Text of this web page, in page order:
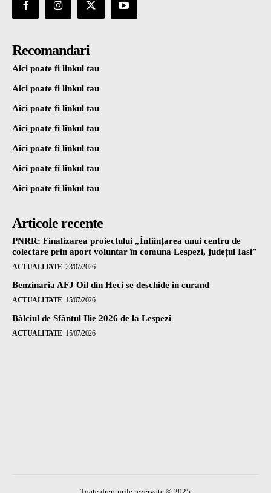
Recomandari
Aici poate fi linkul tau
Aici poate fi linkul tau
Aici poate fi linkul tau
Aici poate fi linkul tau
Aici poate fi linkul tau
Aici poate fi linkul tau
Aici poate fi linkul tau
Articole recente
PNRR: Finalizarea proiectului „Înființarea unui centru de
colectare prin aport voluntar în comuna Lespezi, județul Iasi”
ACTUALITATE 23/07/2026
Benzinaria AFJ Oil din Heci se deschide in curand
ACTUALITATE 15/07/2026
Bâlciul de Sfântul Ilie 2026 de la Lespezi
ACTUALITATE 15/07/2026